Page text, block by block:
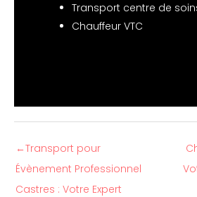
Transport centre de
Chauffeur VTC
←Transport pour
Évènement Professionnel
Castres : Votre Expert